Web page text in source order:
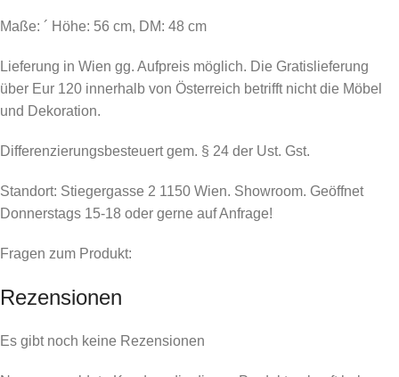
Maße: ´ Höhe: 56 cm, DM: 48 cm
Lieferung in Wien gg. Aufpreis möglich. Die Gratislieferung
über Eur 120 innerhalb von Österreich betrifft nicht die Möbel
und Dekoration.
Differenzierungsbesteuert gem. § 24 der Ust. Gst.
Standort: Stiegergasse 2 1150 Wien. Showroom. Geöffnet
Donnerstags 15-18 oder gerne auf Anfrage!
Fragen zum Produkt:
Rezensionen
Es gibt noch keine Rezensionen